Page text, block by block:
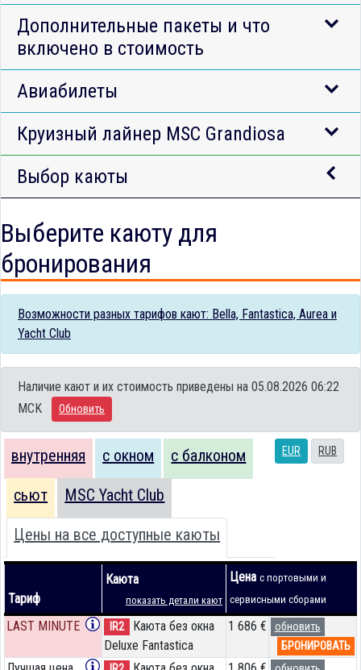
Дополнительные пакеты и что
включено в стоимость
Авиабилеты
Круизный лайнер MSC Grandiosa
Выбор каюты
Выберите каюту для
бронирования
Возможности разных тарифов кают: Bella, Fantastica, Aurea и
Yacht Club
Наличие кают и их стоимость приведены на 05.08.2026 06:22
MCK
Обновить
EUR RUB
внутренняя с окном с балконом
сьют MSC Yacht Club
Цены на все доступные каюты
Тариф
Каюта
показать детали кают
Цена с портовыми и
сервисными сборами
LAST MINUTE IR2
Каюта без окна
Deluxe Fantastica
1 686 €
обновить
БРОНИРОВАТЬ